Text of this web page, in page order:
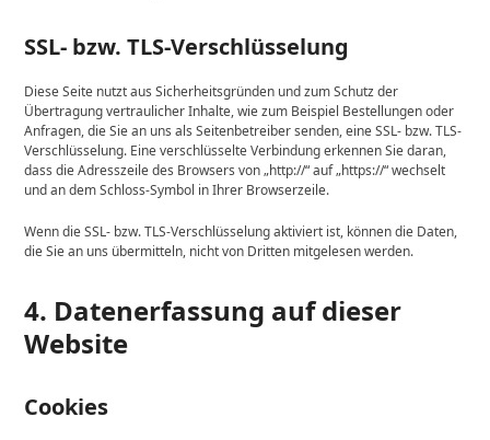
SSL- bzw. TLS-Verschlüsselung
Diese Seite nutzt aus Sicherheitsgründen und zum Schutz der
Übertragung vertraulicher Inhalte, wie zum Beispiel Bestellungen oder
Anfragen, die Sie an uns als Seitenbetreiber senden, eine SSL- bzw. TLS-
Verschlüsselung. Eine verschlüsselte Verbindung erkennen Sie daran,
dass die Adresszeile des Browsers von „http://“ auf „https://“ wechselt
und an dem Schloss-Symbol in Ihrer Browserzeile.
Wenn die SSL- bzw. TLS-Verschlüsselung aktiviert ist, können die Daten,
die Sie an uns übermitteln, nicht von Dritten mitgelesen werden.
4. Datenerfassung auf dieser
Website
Cookies